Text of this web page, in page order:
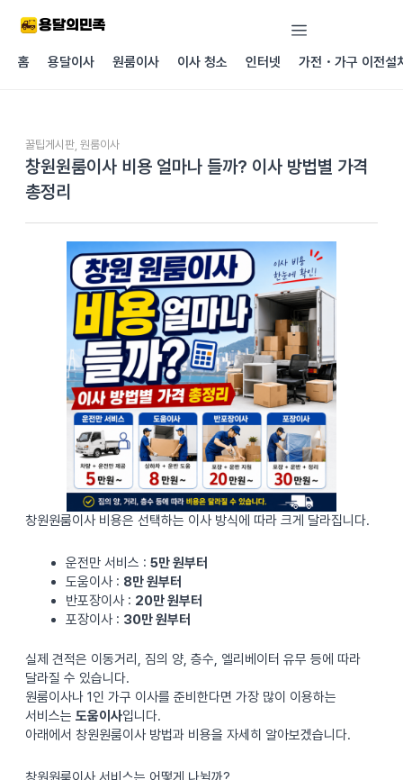
건너뛰기
홈
용달이사 원룸이사 이사 청소 인터넷 가전・가구 이전설
꿀팁게시판, 원룸이사
창원원룸이사 비용 얼마나 들까? 이사 방법별 가격
총정리
창원원룸이사 비용은 선택하는 이사 방식에 따라 크게 달라집니다.
운전만 서비스 : 5만 원부터
도움이사 : 8만 원부터
반포장이사 : 20만 원부터
포장이사 : 30만 원부터
실제 견적은 이동거리, 짐의 양, 층수, 엘리베이터 유무 등에 따라
달라질 수 있습니다.
원룸이사나 1인 가구 이사를 준비한다면 가장 많이 이용하는
서비스는 도움이사입니다.
아래에서 창원원룸이사 방법과 비용을 자세히 알아보겠습니다.